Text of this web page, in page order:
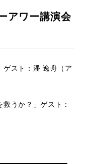
アワー講演会
ゲスト：潘 逸舟（ア
うか？」ゲスト：